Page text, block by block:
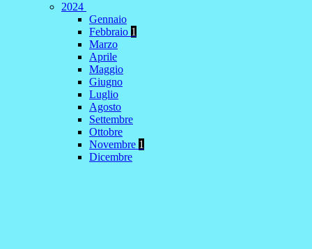
2024
Gennaio
Febbraio 1
Marzo
Aprile
Maggio
Giugno
Luglio
Agosto
Settembre
Ottobre
Novembre 1
Dicembre